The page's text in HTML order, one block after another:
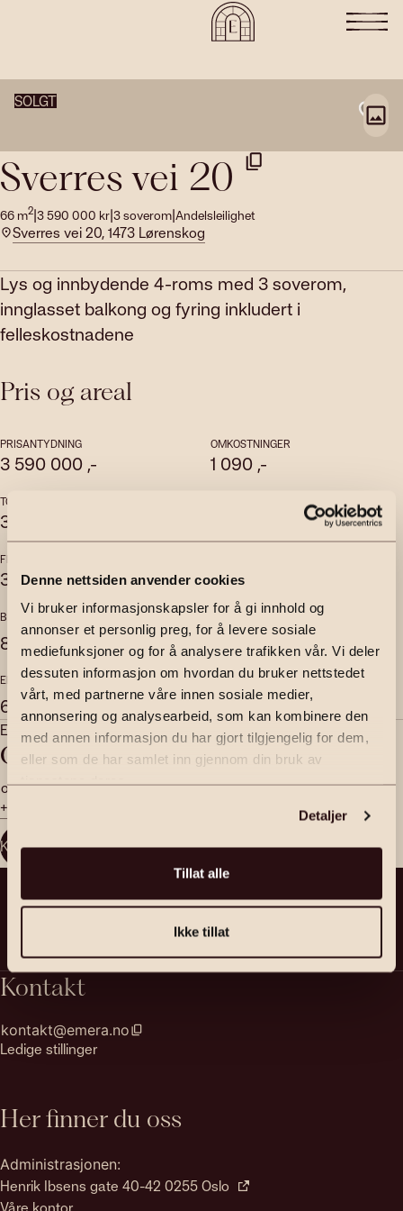
Denne nettsiden anvender cookies
Vi bruker informasjonskapsler for å gi innhold og
annonser et personlig preg, for å levere sosiale
mediefunksjoner og for å analysere trafikken vår. Vi deler
dessuten informasjon om hvordan du bruker nettstedet
vårt, med partnerne våre innen sosiale medier,
annonsering og analysearbeid, som kan kombinere den
med annen informasjon du har gjort tilgjengelig for dem,
eller som de har samlet inn gjennom din bruk av
tjenestene deres.
Detaljer
Tillat alle
Ikke tillat
SOLGT
Sverres vei 20
66 m2|3 590 000 kr|3soverom|Andelsleilighet
Sverres vei 20, 1473 Lørenskog
Lys og innbydende 4-roms med 3 soverom,
innglasset balkong og fyring inkludert i
felleskostnadene
Pris og areal
PRISANTYDNING
3 590 000,-
OMKOSTNINGER
1 090,-
TOTALPRIS
3 894 570
FELLESKOSTNADER
per mnd
FELLESGJELD
303 480 ,- 13 706
BRUKSAREAL
82 m2
INTERNT BRUKSAREAL
66m2
EKSTERNT BRUKSAREAL
6 m2
Eiendomsmegler | Partner
Ole Andre Haugen
ole.andre.haugen@emera.no
+47 908 58 944
Kontakt megler
Kontakt
kontakt@emera.no
Ledige stillinger
Her finner du oss
Administrasjonen:
Henrik Ibsens gate 40-42 0255 Oslo